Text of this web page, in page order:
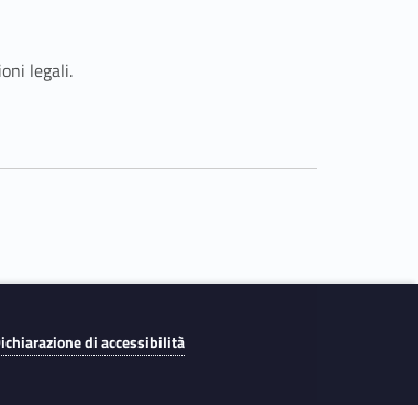
legali.
di accessibilità